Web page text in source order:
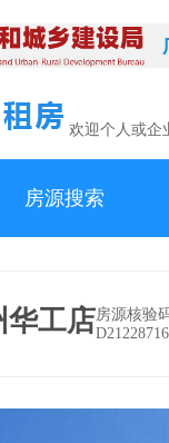
欢迎个人或企
房源搜索
华工店房源核验
D21228716